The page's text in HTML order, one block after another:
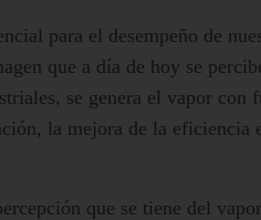
para el desempeño de
que a día de hoy se
se genera el vapor con
la mejora de la eficiencia
que se tiene del